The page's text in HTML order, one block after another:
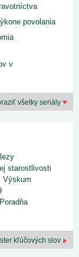
povolania
v
všetky seriály
starostlivosti
Výskum
Poradňa
kľúčových slov